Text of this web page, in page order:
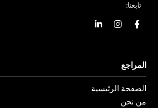
تابعنا:
ا
ل
ب
و
ك
-
و
ا
ا
م
ي
ف
ي
المراجع
الصفحة الرئيسية
من نحن